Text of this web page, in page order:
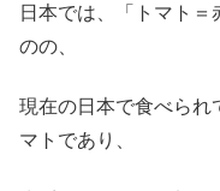
日本では、「トマト
のの、
現在の日本で食べられ
マトであり、